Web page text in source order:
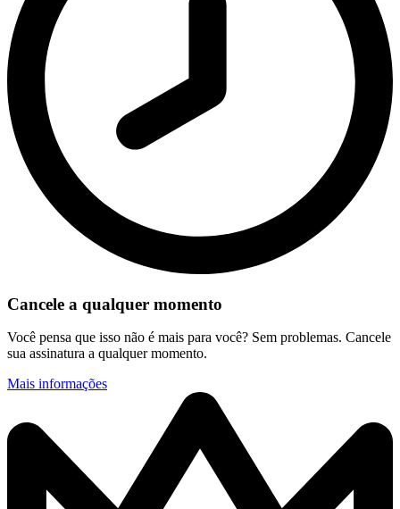
Cancele a qualquer momento
Você pensa que isso não é mais para você? Sem problemas. Cancele
sua assinatura a qualquer momento.
Mais informações